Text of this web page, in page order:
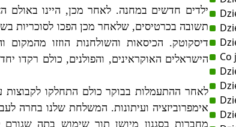
ילדים חדשים במחנה. לאחר מכן, היינו באולם
תשובה בכרטיסים,שלאחר מכן הפכו לסוכריות
דיסקוטק. הכיסאות והשולחנות הוזזו מהמקום
הישראלים האוקראינים, והפולנים, כולם רקדו
לאחר ההתעמלות בבוקר כולם התחלקו לקבוצות
אימפרוביזציה ועיתונות. המשלחת שלנו בחרה
מחברות בסגנון מיושן תוך שימוש בתה
Co